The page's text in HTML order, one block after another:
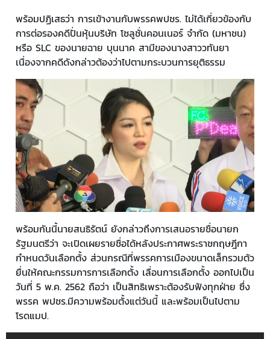
พร้อมปฏิเสธว่า การเข้างานกับพรรคพปชร. ไม่ได้เกี่ยวข้องกับ
การต่อรองคดีปั่นหุ้นบริษัท โซลูชั่นคอนเนอร์ จำกัด (มหาชน)
หรือ SLC ของนายฉาย บุนนาค สามีของนางสาววทันยา
เนื่องจากคดีดังกล่าวต้องว่าไปตามกระบวนการยุติธรรม
พร้อมกันนี้นายสนธิรัตน์ ยังกล่าวถึงการเสนอรายชื่อนายก
รัฐมนตรีว่า จะเปิดเผยรายชื่อได้หลังประกาศพระราชกฤษฎีกา
กำหนดวันเลือกตั้ง ส่วนกรณีที่พรรคการเมืองขนาดเล็กรวมตัว
ยื่นให้คณะกรรมการการเลือกตั้ง เลื่อนการเลือกตั้ง ออกไปเป็น
วันที่ 5 พ.ค. 2562 ถือว่า เป็นสิทธิเพราะต้องรับฟังทุกฝ่าย ซึ่ง
พรรค พปชร.มีความพร้อมตั้งแต่วันนี้ และพร้อมเป็นไปตาม
โรดแมป.